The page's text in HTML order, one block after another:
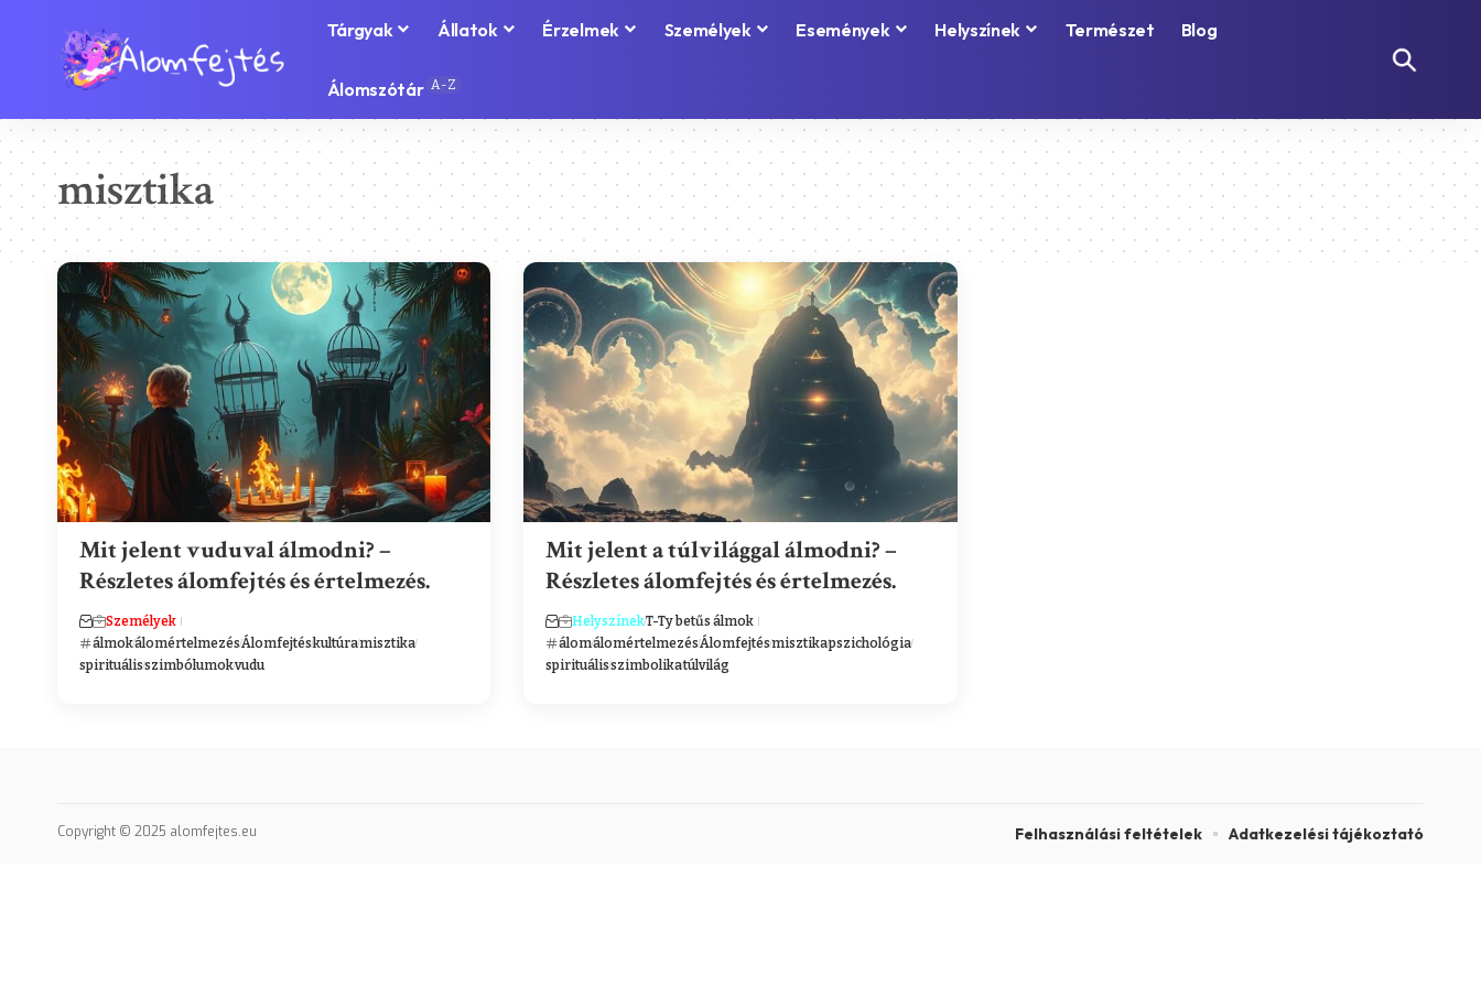
Tárgyak Állatok Érzelmek Személyek Események Helyszínek Természet Blog
Álomszótár A-Z
misztika
Mit jelent vuduval álmodni? –
Részletes álomfejtés és értelmezés.
Személyek
álmokálomértelmezésÁlomfejtéskultúramisztika
spirituálisszimbólumokvudu
Mit jelent a túlvilággal álmodni? –
Részletes álomfejtés és értelmezés.
HelyszínekT-Ty betűs álmok
álomálomértelmezésÁlomfejtésmisztikapszichológia
spirituálisszimbolikatúlvilág
Copyright © 2025 alomfejtes.eu Felhasználási feltételek Adatkezelési tájékoztató